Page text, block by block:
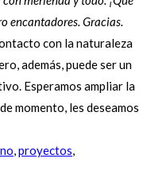
encantadores. Gracias.
con la naturaleza
además, puede ser un
Esperamos ampliar la
momento, les deseamos
,proyectos,